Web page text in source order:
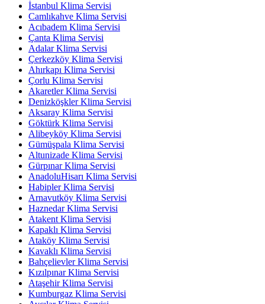
İstanbul Klima Servisi
Camlıkahve Klima Servisi
Acıbadem Klima Servisi
Çanta Klima Servisi
Adalar Klima Servisi
Çerkezköy Klima Servisi
Ahırkapı Klima Servisi
Çorlu Klima Servisi
Akaretler Klima Servisi
Denizköşkler Klima Servisi
Aksaray Klima Servisi
Göktürk Klima Servisi
Alibeyköy Klima Servisi
Gümüşpala Klima Servisi
Altunizade Klima Servisi
Gürpınar Klima Servisi
AnadoluHisarı Klima Servisi
Habipler Klima Servisi
Arnavutköy Klima Servisi
Haznedar Klima Servisi
Atakent Klima Servisi
Kapaklı Klima Servisi
Ataköy Klima Servisi
Kavaklı Klima Servisi
Bahçelievler Klima Servisi
Kızılpınar Klima Servisi
Ataşehir Klima Servisi
Kumburgaz Klima Servisi